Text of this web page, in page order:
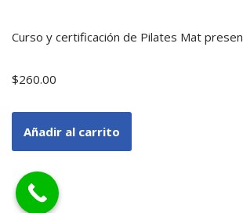
Curso y certificación de Pilates Mat
$260.00
Añadir al carrito